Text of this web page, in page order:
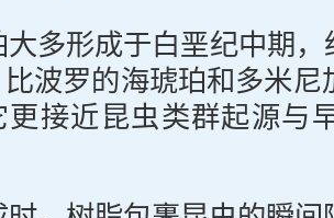
大多形成于白垩纪中期，
波罗的海琥珀和多米尼
更接近昆虫类群起源与